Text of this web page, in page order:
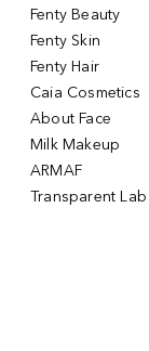
Fenty Beauty
Fenty Skin
Fenty Hair
Caia Cosmetics
About Face
Milk Makeup
ARMAF
Transparent Lab